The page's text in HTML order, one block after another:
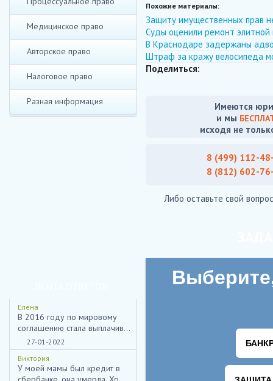
Медицинское право
Авторское право
Налоговое право
Разная информация
Елена
В 2016 году по мировому
соглашению стала выплачив...
27-01-2022
Виктория
У моей мамы был кредит в
Похожие материалы:
Защиту имущественных прав
Суды оценили ремонт
В Краснодаре задержаны
Штраф за кражу велосипеда
Поделиться:
Имеются
и мы
исходя не
8 (499) 112-
8 (812) 602-
Либо оставьте свой